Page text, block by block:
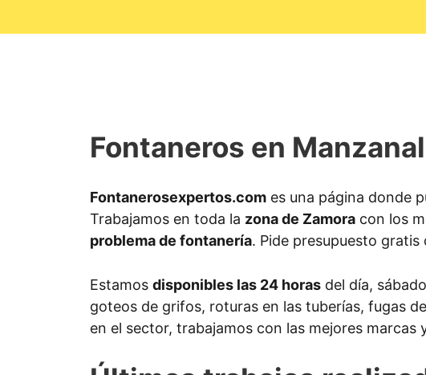
Fontaneros en
Fontanerosexpertos.com es una página donde
Trabajamos en toda la zona de Zamora con los
problema de fontanería. Pide presupuesto gratis
Estamos disponibles las 24 horas del día,
goteos de grifos, roturas en las tuberías, fugas
en el sector, trabajamos con las mejores